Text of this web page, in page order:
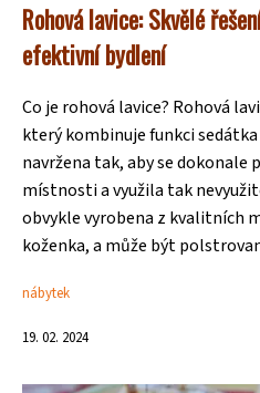
Rohová lavice: Skvělé
efektivní bydlení
Co je rohová lavice? Rohová
který kombinuje funkci
navržena tak, aby se
místnosti a využila tak
obvykle vyrobena z kvalitních
koženka, a může být
nábytek
19. 02. 2024